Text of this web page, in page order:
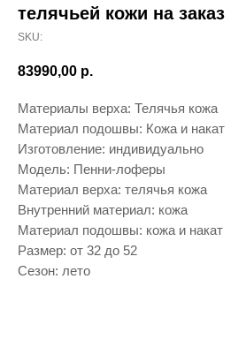
телячьей кожи на заказ
SKU:
83990,00 р.
Материалы верха: Телячья кожа
Материал подошвы: Кожа и накат
Изготовление: индивидуально
Модель: Пенни-лоферы
Материал верха: телячья кожа
Внутренний материал: кожа
Материал подошвы: кожа и накат
Размер: от 32 до 52
Сезон: лето